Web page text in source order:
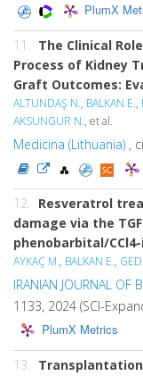
PlumX
11. The Clinical
Process of Kidney
Graft Outcomes:
ALTUNDAŞ N., BALKAN E.,
AKSUNGUR N., et al.
Medicina (Lithuania) ,
12. Resveratrol
damage via the
phenobarbital/
AYKAÇ M., BALKAN E.,
IRANIAN JOURNAL OF
1133, 2024 (SCI-
PlumX Metrics
13.